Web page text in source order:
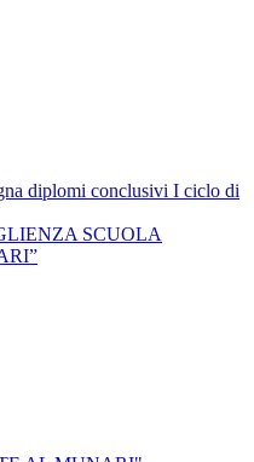
diplomi conclusivi I ciclo di
SCUOLA